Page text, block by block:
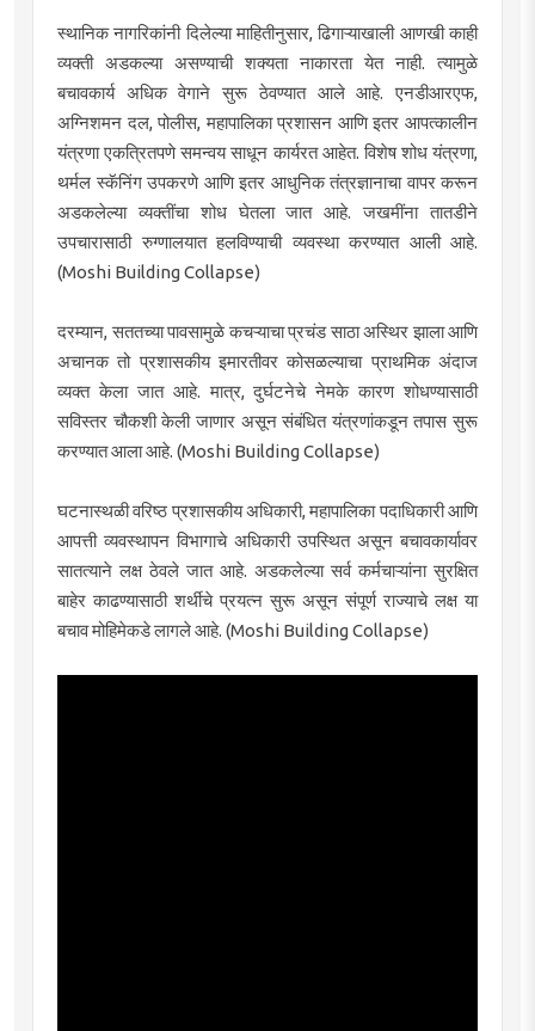
स्थानिक नागरिकांनी दिलेल्या माहितीनुसार, ढिगाऱ्याखाली आणखी काही
व्यक्ती अडकल्या असण्याची शक्यता नाकारता येत नाही. त्यामुळे
बचावकार्य अधिक वेगाने सुरू ठेवण्यात आले आहे. एनडीआरएफ,
अग्निशमन दल, पोलीस, महापालिका प्रशासन आणि इतर आपत्कालीन
यंत्रणा एकत्रितपणे समन्वय साधून कार्यरत आहेत. विशेष शोध यंत्रणा,
थर्मल स्कॅनिंग उपकरणे आणि इतर आधुनिक तंत्रज्ञानाचा वापर करून
अडकलेल्या व्यक्तींचा शोध घेतला जात आहे. जखमींना तातडीने
उपचारासाठी रुग्णालयात हलविण्याची व्यवस्था करण्यात आली आहे.
(Moshi Building Collapse)
दरम्यान, सततच्या पावसामुळे कचऱ्याचा प्रचंड साठा अस्थिर झाला आणि
अचानक तो प्रशासकीय इमारतीवर कोसळल्याचा प्राथमिक अंदाज
व्यक्त केला जात आहे. मात्र, दुर्घटनेचे नेमके कारण शोधण्यासाठी
सविस्तर चौकशी केली जाणार असून संबंधित यंत्रणांकडून तपास सुरू
करण्यात आला आहे. (Moshi Building Collapse)
घटनास्थळी वरिष्ठ प्रशासकीय अधिकारी, महापालिका पदाधिकारी आणि
आपत्ती व्यवस्थापन विभागाचे अधिकारी उपस्थित असून बचावकार्यावर
सातत्याने लक्ष ठेवले जात आहे. अडकलेल्या सर्व कर्मचाऱ्यांना सुरक्षित
बाहेर काढण्यासाठी शर्थीचे प्रयत्न सुरू असून संपूर्ण राज्याचे लक्ष या
बचाव मोहिमेकडे लागले आहे. (Moshi Building Collapse)